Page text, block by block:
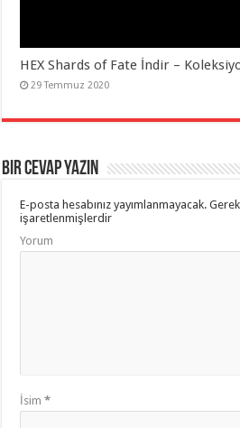
HEX Shards of Fate İndir –
29 Temmuz 2020
Bir Cevap Yazın
E-posta hesabınız yayımlanmayacak.
işaretlenmişlerdir
Yorum
İsim*